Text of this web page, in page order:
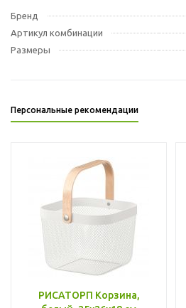
Бренд
Артикул комбинации
Размеры
Персональные рекомендации
РИСАТОРП Корзина,